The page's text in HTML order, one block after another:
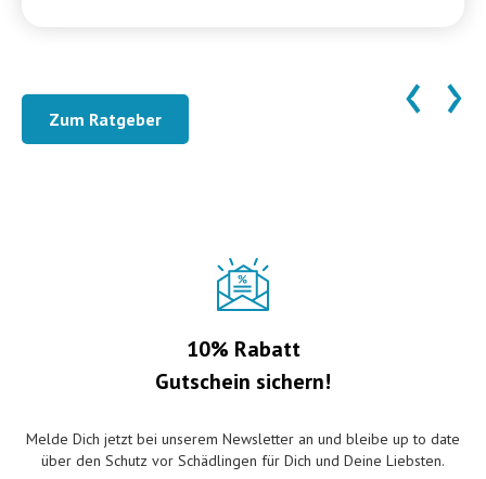
‹ ›
Zum Ratgeber
10% Rabatt
Gutschein sichern!
Melde Dich jetzt bei unserem Newsletter an und bleibe up to date
über den Schutz vor Schädlingen für Dich und Deine Liebsten.